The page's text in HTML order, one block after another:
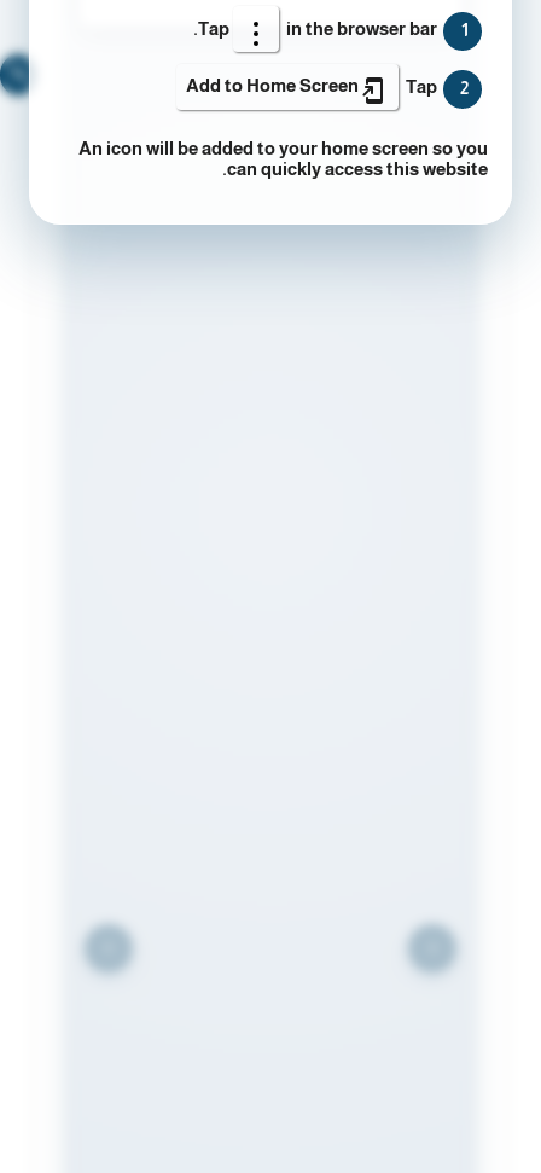
1
Tap in the browser bar.
2
Tap
Add to Home Screen
An icon will be added to your home screen so you
can quickly access this website.